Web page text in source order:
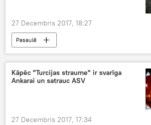
27 Decembris 2017, 18:27
Pasaulē
Kāpēc "Turcijas straume" ir svarīga
Ankarai un satrauc ASV
27 Decembris 2017, 17:34